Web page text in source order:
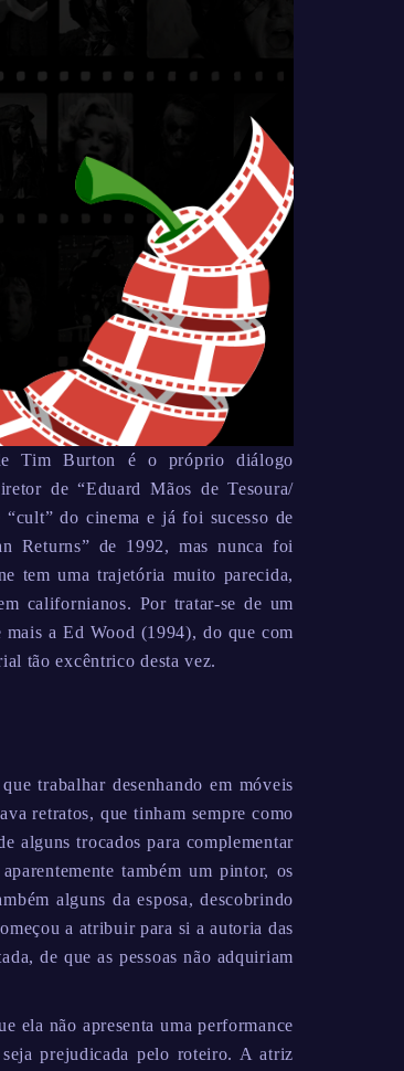
Tim Burton é o próprio diálogo
de “Eduard Mãos de Tesoura/
do cinema e já foi sucesso de
Returns” de 1992, mas nunca foi
tem uma trajetória muito parecida,
californianos. Por tratar-se de um
a Ed Wood (1994), do que com
tão excêntrico desta vez.
trabalhar desenhando em móveis
retratos, que tinham sempre como
alguns trocados para complementar
também um pintor, os
alguns da esposa, descobrindo
a atribuir para si a autoria das
de que as pessoas não adquiriam
ela não apresenta uma performance
prejudicada pelo roteiro. A atriz